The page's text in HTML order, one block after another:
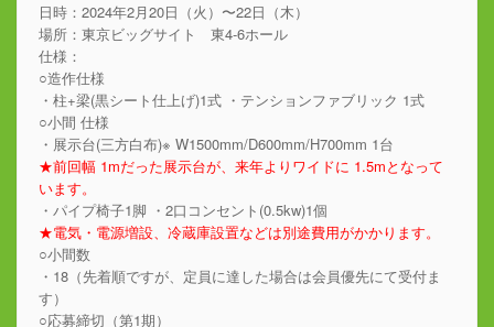
日時：2024年2月20日（火）〜22日（木）
場所：東京ビッグサイト 東4-6ホール
仕様：
○造作仕様
・柱+梁(黒シート仕上げ)1式 ・テンションファブリック 1式
○小間 仕様
・展示台(三方白布)※ W1500mm/D600mm/H700mm 1台
★前回幅 1mだった展示台が、来年よりワイドに 1.5mとなって
います。
・パイプ椅子1脚 ・2口コンセント(0.5kw)1個
★電気・電源増設、冷蔵庫設置などは別途費用がかかります。
○小間数
・18（先着順ですが、定員に達した場合は会員優先にて受付ま
す）
○応募締切（第1期）